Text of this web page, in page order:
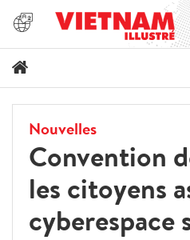
Nouvelles
Convention
les citoyens
cyberespace